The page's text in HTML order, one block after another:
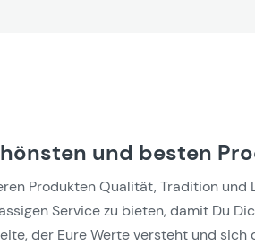
und besten
Produkten Qualität, Tradition
Service zu bieten, damit Du
der Eure Werte versteht und